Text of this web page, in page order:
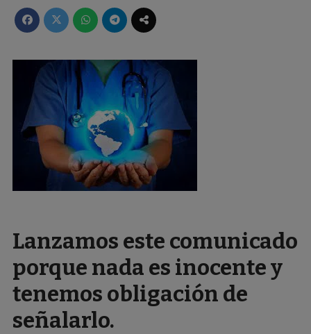
Lanzamos este comunicado
porque nada es inocente y
tenemos obligación de
señalarlo.